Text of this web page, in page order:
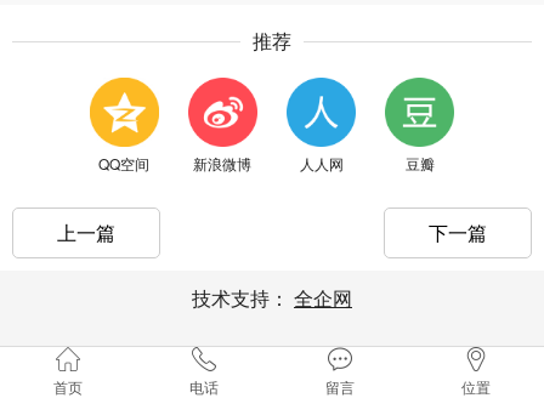
推荐
QQ空间 新浪微博 人人网 豆瓣
上一篇 下一篇
技术支持： 全企网
首页 电话 留言 位置